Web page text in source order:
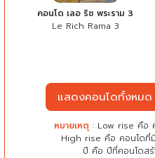
คอนโด เลอ ริช พระราม 3
Le Rich Rama 3
แสดงคอนโดทั้งหม
หมายเหตุ : Low rise คือ
High rise คือ คอนโดที่
ปี คือ ปีที่คอนโดส